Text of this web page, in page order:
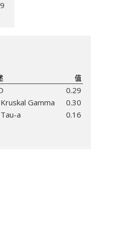
值
0.29
Gamma
0.30
a
0.16